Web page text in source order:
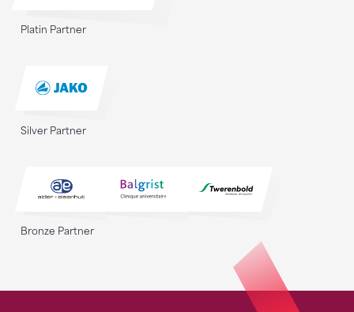
Platin Partner
Silver Partner
Bronze Partner